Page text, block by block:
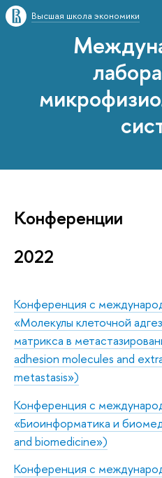
Высшая школа экономики
Конференции
2022
Конференция с
«Молекулы клеточной
матрикса в
adhesion molecules and
metastasis»)
Конференция с
«Биоинформатика и
and biomedicine»)
Конференция с